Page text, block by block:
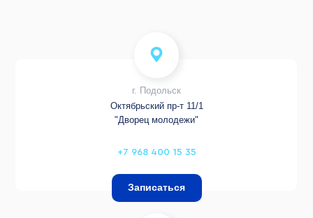
Записаться
г. Подольск
Октябрьский пр-т 11/1
"Дворец молодежи"
+7 968 400 15 35